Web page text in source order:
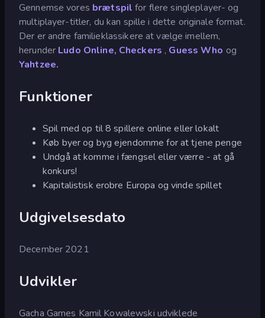
Gennemse vores brætspil for flere singleplayer- og
multiplayer-titler, du kan spille i dette originale format.
Der er andre familieklassikere at vælge imellem,
herunder Ludo Online, Checkers , Guess Who og
Yahtzee.
Funktioner
Spil med op til 8 spillere online eller lokalt
Køb byer og byg ejendomme for at tjene penge
Undgå at komme i fængsel eller værre - at gå
konkurs!
Kapitalistisk erobre Europa og vinde spillet
Udgivelsesdato
December 2021
Udvikler
Gacha Games Kamil Kowalewski udviklede